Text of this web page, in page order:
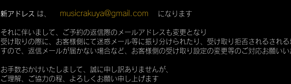
新アドレス は、 musicrakuya@gmail.com になります
それに伴いまして、ご予約の返信際のメールアドレスも変更となり
受け取りの際に、お客様側にて迷惑メール等に振り分けられたり、受け取り拒否されるされる
すので、返信メールが届かない場合など、お客様側の受け取り設定の変更等のご対応お願い
お手数おかけいたしまして、誠に申し訳ありませんが、
ご理解、ご協力の程、よろしくお願い申し上げます